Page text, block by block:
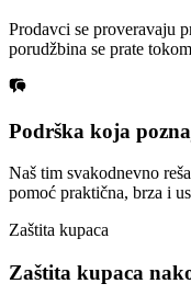
Prodavci se proveravaju
porudžbina se prate
Podrška koja
Naš tim svakodnevno
pomoć praktična, brza i
Zaštita kupaca
Zaštita kupaca